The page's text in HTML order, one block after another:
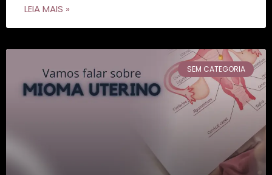
LEIA MAIS »
SEM CATEGORIA